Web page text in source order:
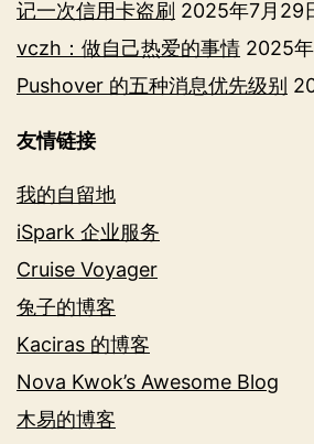
记一次信用卡盗刷 2025年7月29
vczh：做自己热爱的事情 2025
Pushover 的五种消息优先级别
友情链接
我的自留地
iSpark 企业服务
Cruise Voyager
兔子的博客
Kaciras 的博客
Nova Kwok’s Awesome Blog
木易的博客